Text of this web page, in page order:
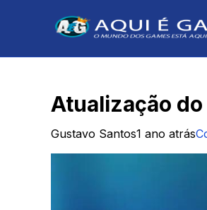
Atualização
Gustavo Santos1 ano atrás